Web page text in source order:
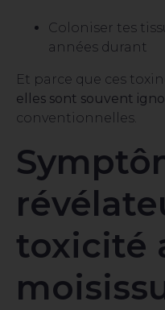
Coloniser tes
années durant
Et parce que ces
elles sont souvent
conventionnelles.
toxicité